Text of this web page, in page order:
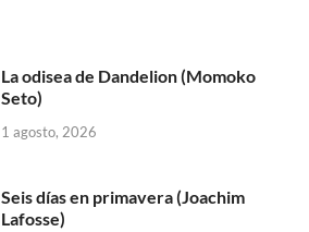
La odisea de Dandelion (Momoko
Seto)
1 agosto, 2026
Seis días en primavera (Joachim
Lafosse)